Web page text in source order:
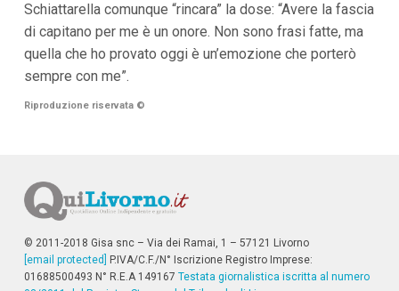
o
Schiattarella comunque “rincara” la dose: “Avere la fascia
di capitano per me è un onore. Non sono frasi fatte, ma
quella che ho provato oggi è un’emozione che porterò
sempre con me”.
Riproduzione riservata ©
© 2011-2018 Gisa snc – Via dei Ramai, 1 – 57121 Livorno
[email protected]
P.IVA/C.F./N° Iscrizione Registro Imprese:
01688500493 N° R.E.A 149167 Testata giornalistica iscritta al numero